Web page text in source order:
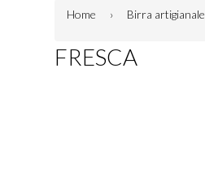
Home › Birra artigianale
FRESCA